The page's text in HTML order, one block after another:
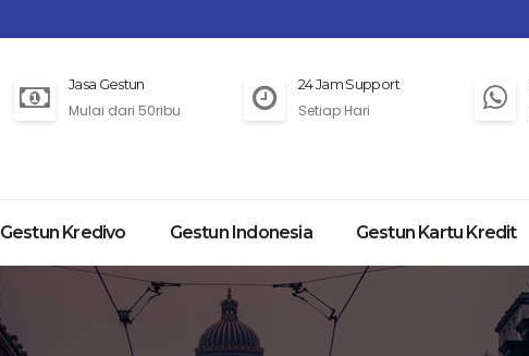
Jasa Gestun
Mulai dari 50ribu
24 Jam Support
Setiap Hari
Gestun Kredivo Gestun Indonesia Gestun Kartu Kredit